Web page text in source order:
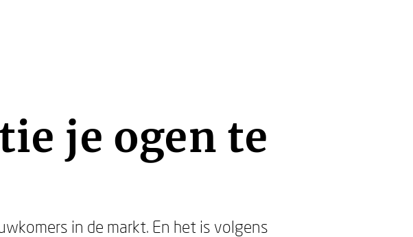
je ogen te
in de markt. En het is volgens